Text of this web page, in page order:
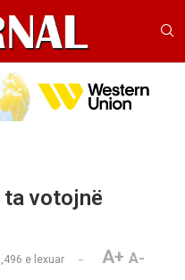
ta votojnë
e lexuar A+ A-